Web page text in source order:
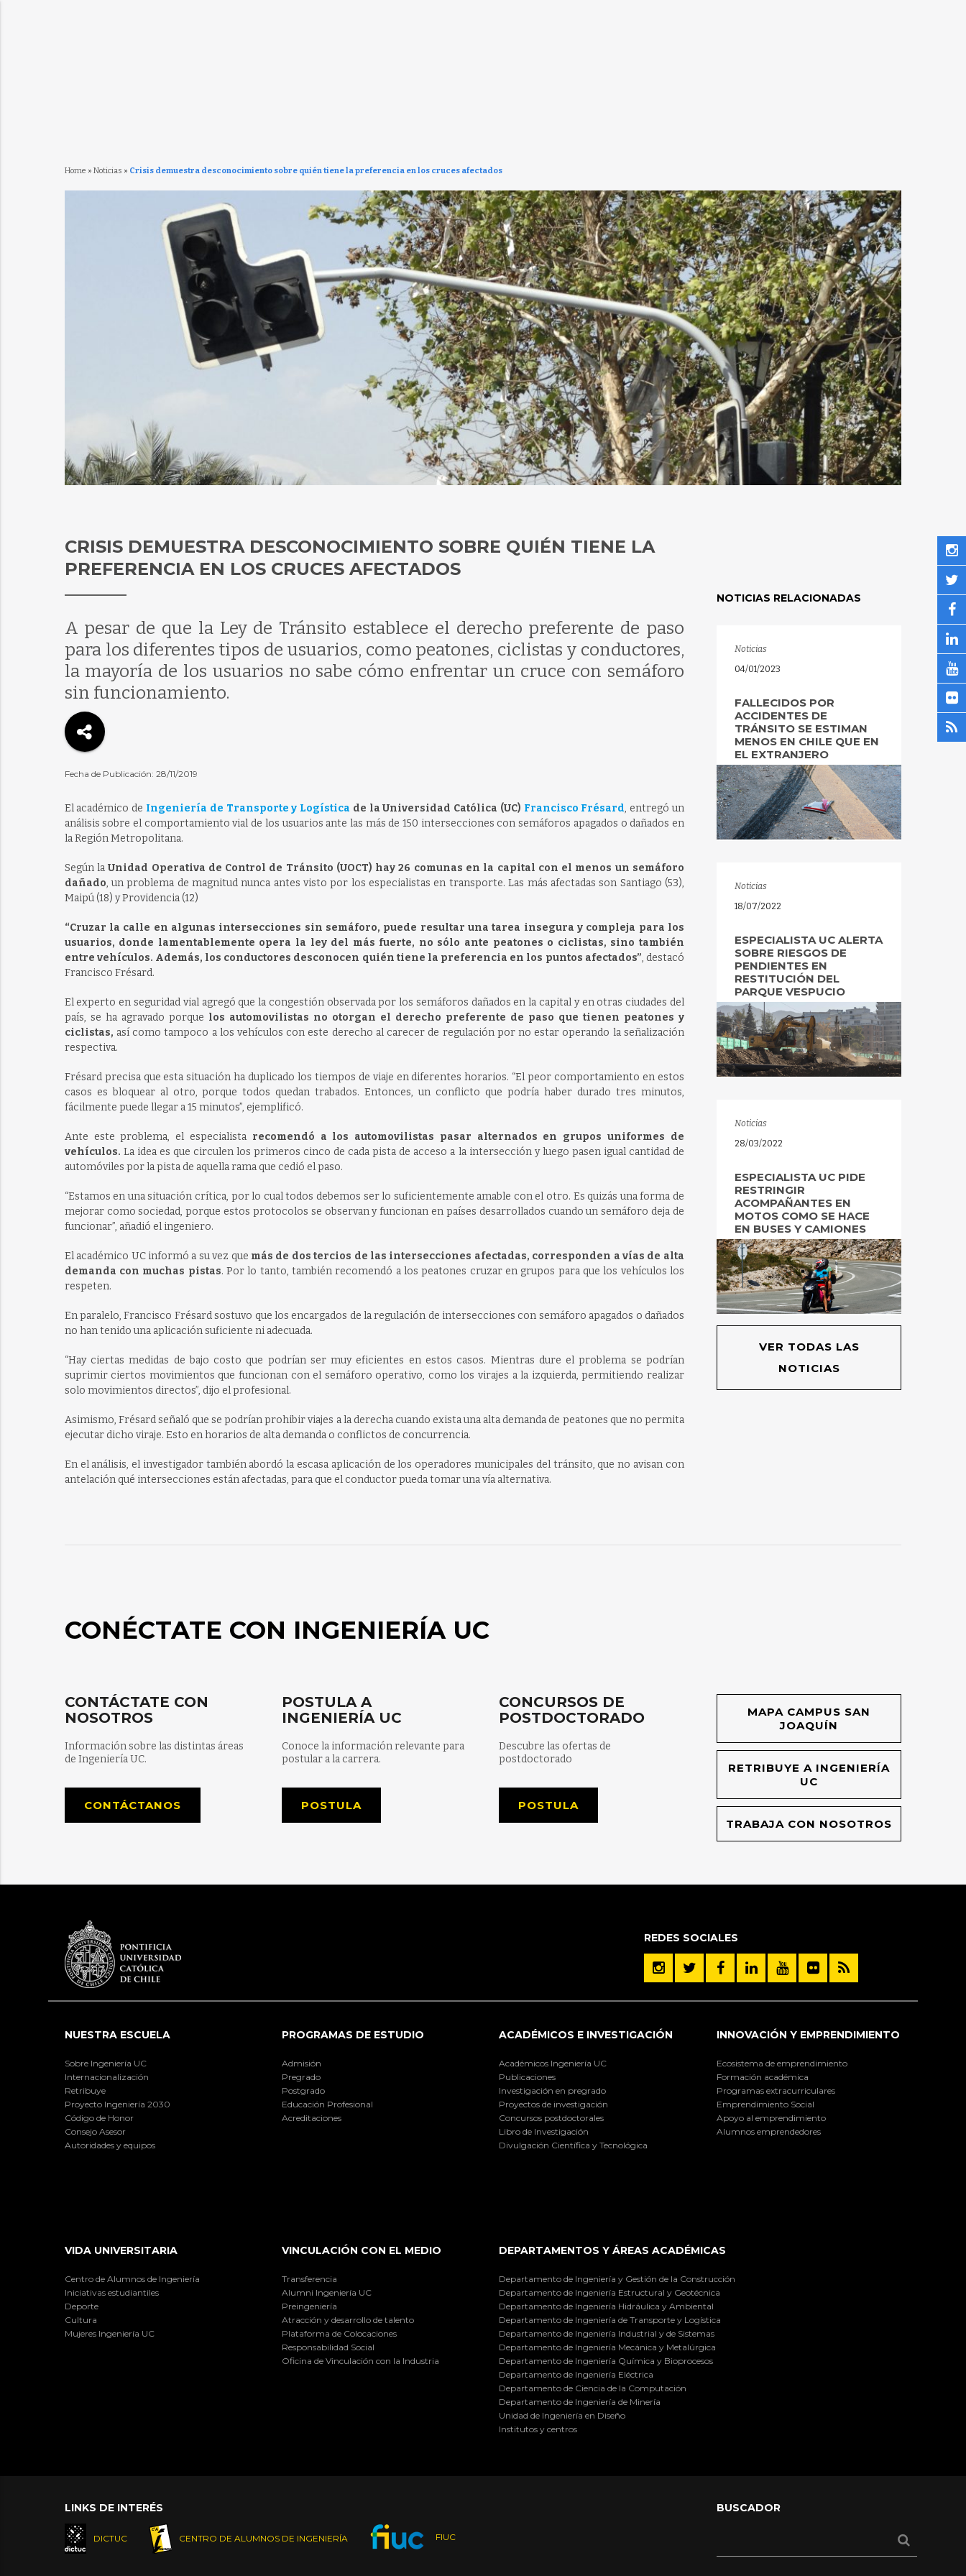
Home » Noticias » Crisis demuestra desconocimiento sobre quién tiene la preferencia en los cruces afectados
CRISIS DEMUESTRA DESCONOCIMIENTO SOBRE QUIÉN TIENE LA
PREFERENCIA EN LOS CRUCES AFECTADOS
A pesar de que la Ley de Tránsito establece el derecho preferente de paso
para los diferentes tipos de usuarios, como peatones, ciclistas y conductores,
la mayoría de los usuarios no sabe cómo enfrentar un cruce con semáforo
sin funcionamiento.
Fecha de Publicación: 28/11/2019
El académico de Ingeniería de Transporte y Logística de la Universidad Católica (UC) Francisco Frésard, entregó un
análisis sobre el comportamiento vial de los usuarios ante las más de 150 intersecciones con semáforos apagados o dañados en
la Región Metropolitana.
Según laUnidad Operativa de Control de Tránsito (UOCT) hay 26 comunas en la capital con el menos un semáforo
dañado, un problema de magnitud nunca antes visto por los especialistas en transporte. Las más afectadas son Santiago (53),
Maipú (18) y Providencia (12)
“Cruzar la calle en algunas intersecciones sin semáforo, puede resultar una tarea insegura y compleja para los
usuarios, donde lamentablemente opera la ley del más fuerte, no sólo ante peatones o ciclistas, sino también
entre vehículos. Además, los conductores desconocen quién tiene la preferencia en los puntos afectados”, destacó
Francisco Frésard.
El experto en seguridad vial agregó que la congestión observada por los semáforos dañados en la capital y en otras ciudades del
país, se ha agravado porque los automovilistas no otorgan el derecho preferente de paso que tienen peatones y
ciclistas, así como tampoco a los vehículos con este derecho al carecer de regulación por no estar operando la señalización
respectiva.
Frésard precisa que esta situación ha duplicado los tiempos de viaje en diferentes horarios. “El peor comportamiento en estos
casos es bloquear al otro, porque todos quedan trabados. Entonces, un conflicto que podría haber durado tres minutos,
fácilmente puede llegar a 15 minutos”, ejemplificó.
Ante este problema, el especialista recomendó a los automovilistas pasar alternados en grupos uniformes de
vehículos. La idea es que circulen los primeros cinco de cada pista de acceso a la intersección y luego pasen igual cantidad de
automóviles por la pista de aquella rama que cedió el paso.
“Estamos en una situación crítica, por lo cual todos debemos ser lo suficientemente amable con el otro. Es quizás una forma de
mejorar como sociedad, porque estos protocolos se observan y funcionan en países desarrollados cuando un semáforo deja de
funcionar”, añadió el ingeniero.
El académico UC informó a su vez que más de dos tercios de las intersecciones afectadas, corresponden a vías de alta
demanda con muchas pistas. Por lo tanto, también recomendó a los peatones cruzar en grupos para que los vehículos los
respeten.
En paralelo, Francisco Frésard sostuvo que los encargados de la regulación de intersecciones con semáforo apagados o dañados
no han tenido una aplicación suficiente ni adecuada.
“Hay ciertas medidas de bajo costo que podrían ser muy eficientes en estos casos. Mientras dure el problema se podrían
suprimir ciertos movimientos que funcionan con el semáforo operativo, como los virajes a la izquierda, permitiendo realizar
solo movimientos directos”, dijo el profesional.
Asimismo, Frésard señaló que se podrían prohibir viajes a la derecha cuando exista una alta demanda de peatones que no permita
ejecutar dicho viraje. Esto en horarios de alta demanda o conflictos de concurrencia.
En el análisis, el investigador también abordó la escasa aplicación de los operadores municipales del tránsito, que no avisan con
antelación qué intersecciones están afectadas, para que el conductor pueda tomar una vía alternativa.
NOTICIAS RELACIONADAS
Noticias
04/01/2023
FALLECIDOS POR
ACCIDENTES DE
TRÁNSITO SE ESTIMAN
MENOS EN CHILE QUE EN
EL EXTRANJERO
Noticias
18/07/2022
ESPECIALISTA UC ALERTA
SOBRE RIESGOS DE
PENDIENTES EN
RESTITUCIÓN DEL
PARQUE VESPUCIO
Noticias
28/03/2022
ESPECIALISTA UC PIDE
RESTRINGIR
ACOMPAÑANTES EN
MOTOS COMO SE HACE
EN BUSES Y CAMIONES
VER TODAS LAS
NOTICIAS
CONÉCTATE CON INGENIERÍA UC
CONTÁCTATE CON
NOSOTROS
Información sobre las distintas áreas
de Ingeniería UC.
CONTÁCTANOS
POSTULA A
INGENIERÍA UC
Conoce la información relevante para
postular a la carrera.
POSTULA
CONCURSOS DE
POSTDOCTORADO
Descubre las ofertas de
postdoctorado
POSTULA
MAPA CAMPUS SAN
JOAQUÍN
RETRIBUYE A INGENIERÍA
UC
TRABAJA CON NOSOTROS
REDES SOCIALES
NUESTRA ESCUELA
Sobre Ingeniería UC
Internacionalización
Retribuye
Proyecto Ingeniería 2030
Código de Honor
Consejo Asesor
Autoridades y equipos
PROGRAMAS DE ESTUDIO
Admisión
Pregrado
Postgrado
Educación Profesional
Acreditaciones
ACADÉMICOS E INVESTIGACIÓN
Académicos Ingeniería UC
Publicaciones
Investigación en pregrado
Proyectos de investigación
Concursos postdoctorales
Libro de Investigación
Divulgación Científica y Tecnológica
INNOVACIÓN Y EMPRENDIMIENTO
Ecosistema de emprendimiento
Formación académica
Programas extracurriculares
Emprendimiento Social
Apoyo al emprendimiento
Alumnos emprendedores
VIDA UNIVERSITARIA
Centro de Alumnos de Ingeniería
Iniciativas estudiantiles
Deporte
Cultura
Mujeres Ingeniería UC
VINCULACIÓN CON EL MEDIO
Transferencia
Alumni Ingeniería UC
Preingeniería
Atracción y desarrollo de talento
Plataforma de Colocaciones
Responsabilidad Social
Oficina de Vinculación con la Industria
DEPARTAMENTOS Y ÁREAS ACADÉMICAS
Departamento de Ingeniería y Gestión de la Construcción
Departamento de Ingeniería Estructural y Geotécnica
Departamento de Ingeniería Hidráulica y Ambiental
Departamento de Ingeniería de Transporte y Logística
Departamento de Ingeniería Industrial y de Sistemas
Departamento de Ingeniería Mecánica y Metalúrgica
Departamento de Ingeniería Química y Bioprocesos
Departamento de Ingeniería Eléctrica
Departamento de Ciencia de la Computación
Departamento de Ingeniería de Minería
Unidad de Ingeniería en Diseño
Institutos y centros
LINKS DE INTERÉS
DICTUC CENTRO DE ALUMNOS DE INGENIERÍA FIUC
BUSCADOR